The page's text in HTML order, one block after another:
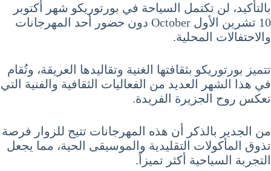
بالتأكيد، لن تكتمل السياحة في بورتوريكو شهر أكتوبر
10 تشرين الأول October دون حضور أحد المهرجانات
والاحتفالات المحلية.
تتميز بورتوريكو بثقافتها الغنية وتقاليدها العريقة، وتُقام
في هذا الشهر العديد من الفعاليات الثقافية والفنية التي
تعكس روح الجزيرة الفريدة.
من الجدير بالذكر أن هذه المهرجانات تتيح للزوار فرصة
تذوق المأكولات التقليدية والموسيقى الحية، مما يجعل
التجربة السياحية أكثر تميزاً.